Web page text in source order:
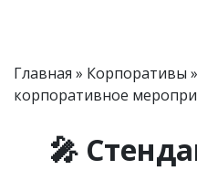
Главная » Корпоративы
корпоративное
🎤